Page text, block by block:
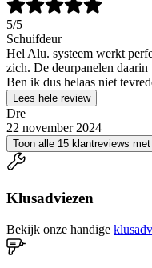
5/5
Schuifdeur
Hel Alu. systeem werkt
zich. De deurpanelen
Ben ik dus helaas niet
Lees hele review
Dre
22 november 2024
Toon alle 15 klantreviews
Klusadviezen
Bekijk onze handige